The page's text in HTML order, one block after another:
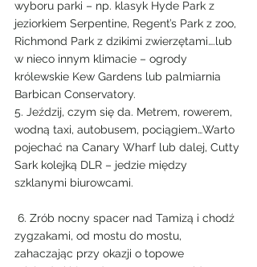
wyboru parki – np. klasyk Hyde Park z
jeziorkiem Serpentine, Regent’s Park z zoo,
Richmond Park z dzikimi zwierzętami….lub
w nieco innym klimacie – ogrody
królewskie Kew Gardens lub palmiarnia
Barbican Conservatory.
5. Jeździj, czym się da. Metrem, rowerem,
wodną taxi, autobusem, pociągiem…Warto
pojechać na Canary Wharf lub dalej, Cutty
Sark kolejką DLR – jedzie między
szklanymi biurowcami.
zygzakami, od mostu do mostu,
zahaczając przy okazji o topowe